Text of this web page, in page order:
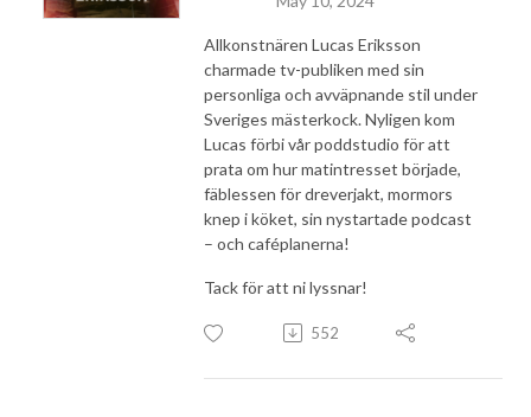
Allkonstnären Lucas Eriksson
charmade tv-publiken med sin
personliga och avväpnande stil under
Sveriges mästerkock. Nyligen kom
Lucas förbi vår poddstudio för att
prata om hur matintresset började,
fäblessen för dreverjakt, mormors
knep i köket, sin nystartade podcast
– och caféplanerna!
Tack för att ni lyssnar!
552